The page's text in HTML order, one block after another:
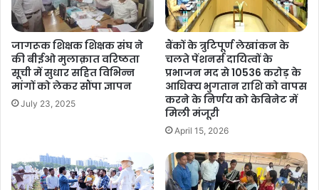
जागरूक शिक्षक शिक्षक संघ ने
की बीईओ मुलाक़ात वरिष्ठता
सूची में सुधार सहित विभिन्न
मांगों को लेकर सौंपा ज्ञापन
July 23, 2025
बैंकों के त्रुटिपूर्ण लेखांकन के
चलते पेंशनर्स दायित्वों के
प्रभाजन मद से 10536 करोड़ के
आधिक्य भुगतान राशि को वापस
करने के निर्णय को केबिनेट में
मिली मंजूरी
April 15, 2026